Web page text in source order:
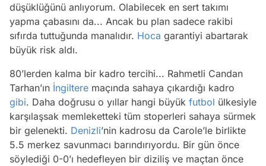
düşüklüğünü anlıyorum. Olabilecek en sert takımı
yapma çabasını da... Ancak bu plan sadece rakibi
sıfırda tuttuğunda manalıdır. Hoca garantiyi abartarak
büyük risk aldı.
80’lerden kalma bir kadro tercihi... Rahmetli Candan
Tarhan’ın İngiltere maçında sahaya çıkardığı kadro
gibi. Daha doğrusu o yıllar hangi büyük futbol ülkesiyle
karşılaşsak memleketteki tüm stoperleri sahaya sürmek
bir gelenekti. Denizli’nin kadrosu da Carole’le birlikte
5.5 merkez savunmacı barındırıyordu. Bir gün önce
söylediği 0-0’ı hedefleyen bir diziliş ve maçtan önce